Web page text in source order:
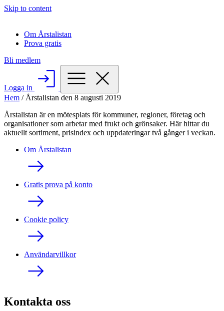
Skip to content
Om Årstalistan
Prova gratis
Bli medlem
Logga in
Hem / Årstalistan den 8 augusti 2019
Årstalistan är en mötesplats för kommuner, regioner, företag och
organisationer som arbetar med frukt och grönsaker. Här hittar du
aktuellt sortiment, prisindex och uppdateringar två gånger i veckan.
Om Årstalistan
Gratis prova på konto
Cookie policy
Användarvillkor
Kontakta oss